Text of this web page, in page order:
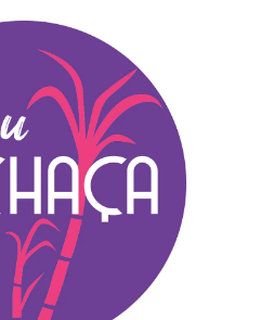
EMPFEHLUNGEN FÜR DICH
Guia do Mapa da
Cachaça – Exklusive
Ausgabe in Europa
64.90